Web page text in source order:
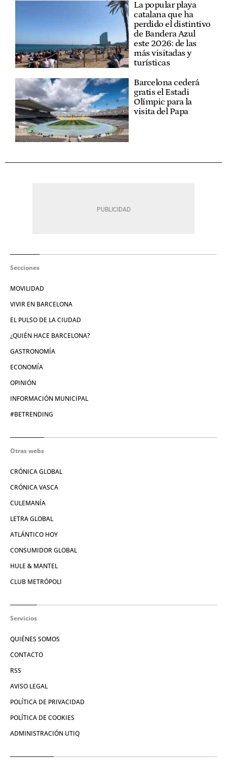
La popular playa
catalana que ha
perdido el distintivo
de Bandera Azul
este 2026: de las
más visitadas y
turísticas
Barcelona cederá
gratis el Estadi
Olímpic para la
visita del Papa
Secciones
MOVILIDAD
VIVIR EN BARCELONA
EL PULSO DE LA CIUDAD
¿QUIÉN HACE BARCELONA?
GASTRONOMÍA
ECONOMÍA
OPINIÓN
INFORMACIÓN MUNICIPAL
#BETRENDING
Otras webs
CRÓNICA GLOBAL
CRÓNICA VASCA
CULEMANÍA
LETRA GLOBAL
ATLÁNTICO HOY
CONSUMIDOR GLOBAL
HULE & MANTEL
CLUB METRÓPOLI
Servicios
QUIÉNES SOMOS
CONTACTO
RSS
AVISO LEGAL
POLÍTICA DE PRIVACIDAD
POLÍTICA DE COOKIES
ADMINISTRACIÓN UTIQ